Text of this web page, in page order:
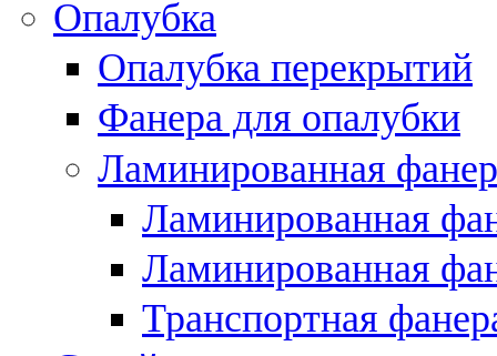
Опалубка
Опалубка перекрытий
Фанера для опалубки
Ламинированная
Ламинированная
Ламинированная
Транспортная